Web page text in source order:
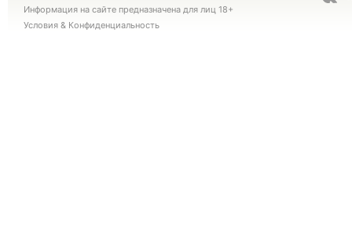
Информация на сайте предназначена для лиц 18+
Условия & Конфиденциальность